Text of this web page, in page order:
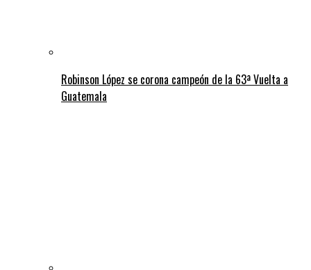
Robinson López se corona campeón de la 63ª Vuelta a
Guatemala